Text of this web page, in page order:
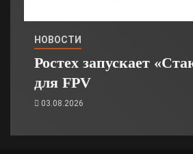
НОВОСТИ
Ростех запускает
для FPV
03.08.2026